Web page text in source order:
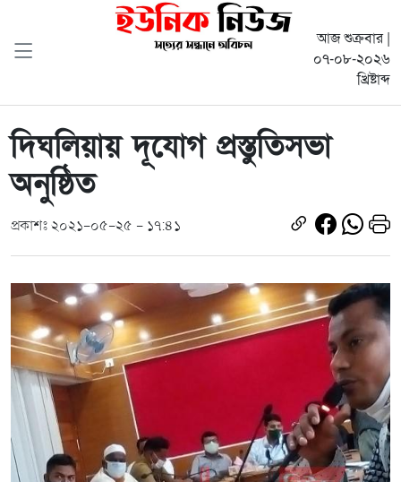
আজ শুক্রবার |
০৭-০৮-২০২৬
খ্রিষ্টাব্দ
দিঘলিয়ায় দূযোগ প্রস্তুতিসভা
অনুষ্ঠিত
প্রকাশঃ ২০২১-০৫-২৫ - ১৭:৪১